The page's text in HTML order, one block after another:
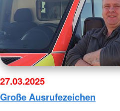
27.03.2025
Große Ausrufezeichen